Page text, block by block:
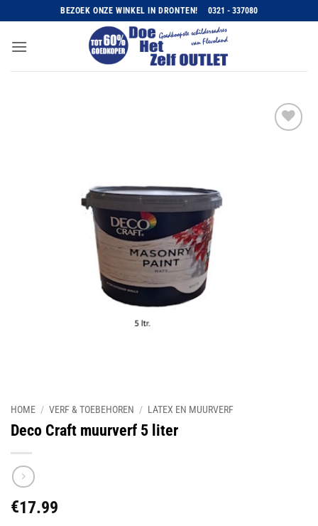
naar
inhoud
BEZOEK ONZE WINKEL IN DRONTEN! 0321 - 337080
HOME / VERF & TOEBEHOREN / LATEX EN MUURVERF
Deco Craft muurverf 5 liter
€17.99